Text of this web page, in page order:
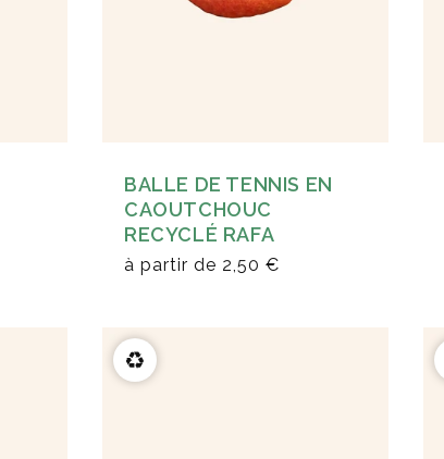
BALLE DE TENNIS EN
CAOUTCHOUC
RECYCLÉ RAFA
à partir de 2,50 €
♻️